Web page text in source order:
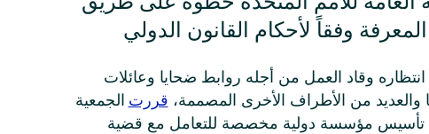
وقاد العمل من أجله روابط ضحايا وعائلات
والعديد من الأطراف الأخرى المصممة، قررت الجمعية
تأسيس مؤسسة دولية مخصصة للتعامل مع قضية